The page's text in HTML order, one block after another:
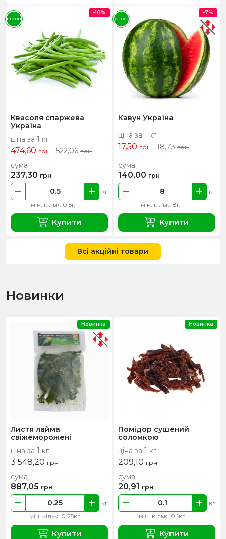
Квасоля спаржева
Україна
ціна за 1 кг
474,60 грн 522,06грн
мін. кільк. 0.5кг
кг
сума
237,30 грн
Купити
-10%
СЕЗОН
Кавун Україна
ціна за 1 кг
17,50 грн 18,73грн
мін. кільк. 8кг
кг
сума
140,00 грн
Купити
-7%
СЕЗОН
Всі акційні товари
Новинки
Листя лайма
свіжеморожені
ціна за 1 кг
3 548,20 грн
мін. кільк. 0.25кг
кг
сума
887,05 грн
Купити
Новинка
Помідор сушений
соломкою
ціна за 1 кг
209,10 грн
мін. кільк. 0.1кг
кг
сума
20,91 грн
Купити
Новинка